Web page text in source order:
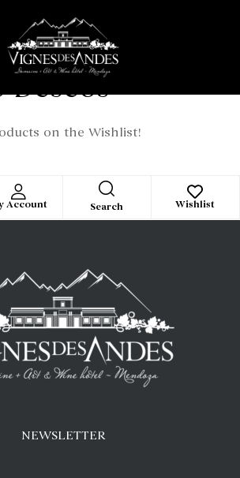
Deseos
on the Wishlist!
Account Search Wishlist
NEWSLETTER